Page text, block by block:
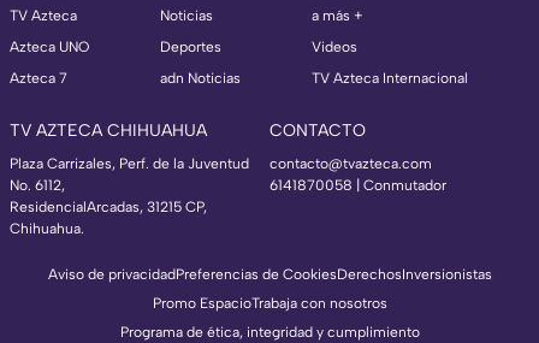
TV Azteca
Azteca UNO
Azteca 7
Noticias
Deportes
adn Noticias
a más +
Videos
TV Azteca Internacional
TV AZTECA CHIHUAHUA
Plaza Carrizales, Perf. de la Juventud
No. 6112,
ResidencialArcadas, 31215 CP,
Chihuahua.
CONTACTO
contacto@tvazteca.com
6141870058 | Conmutador
Aviso de privacidadPreferencias de CookiesDerechosInversionistas
Promo EspacioTrabaja con nosotros
Programa de ética, integridad y cumplimiento